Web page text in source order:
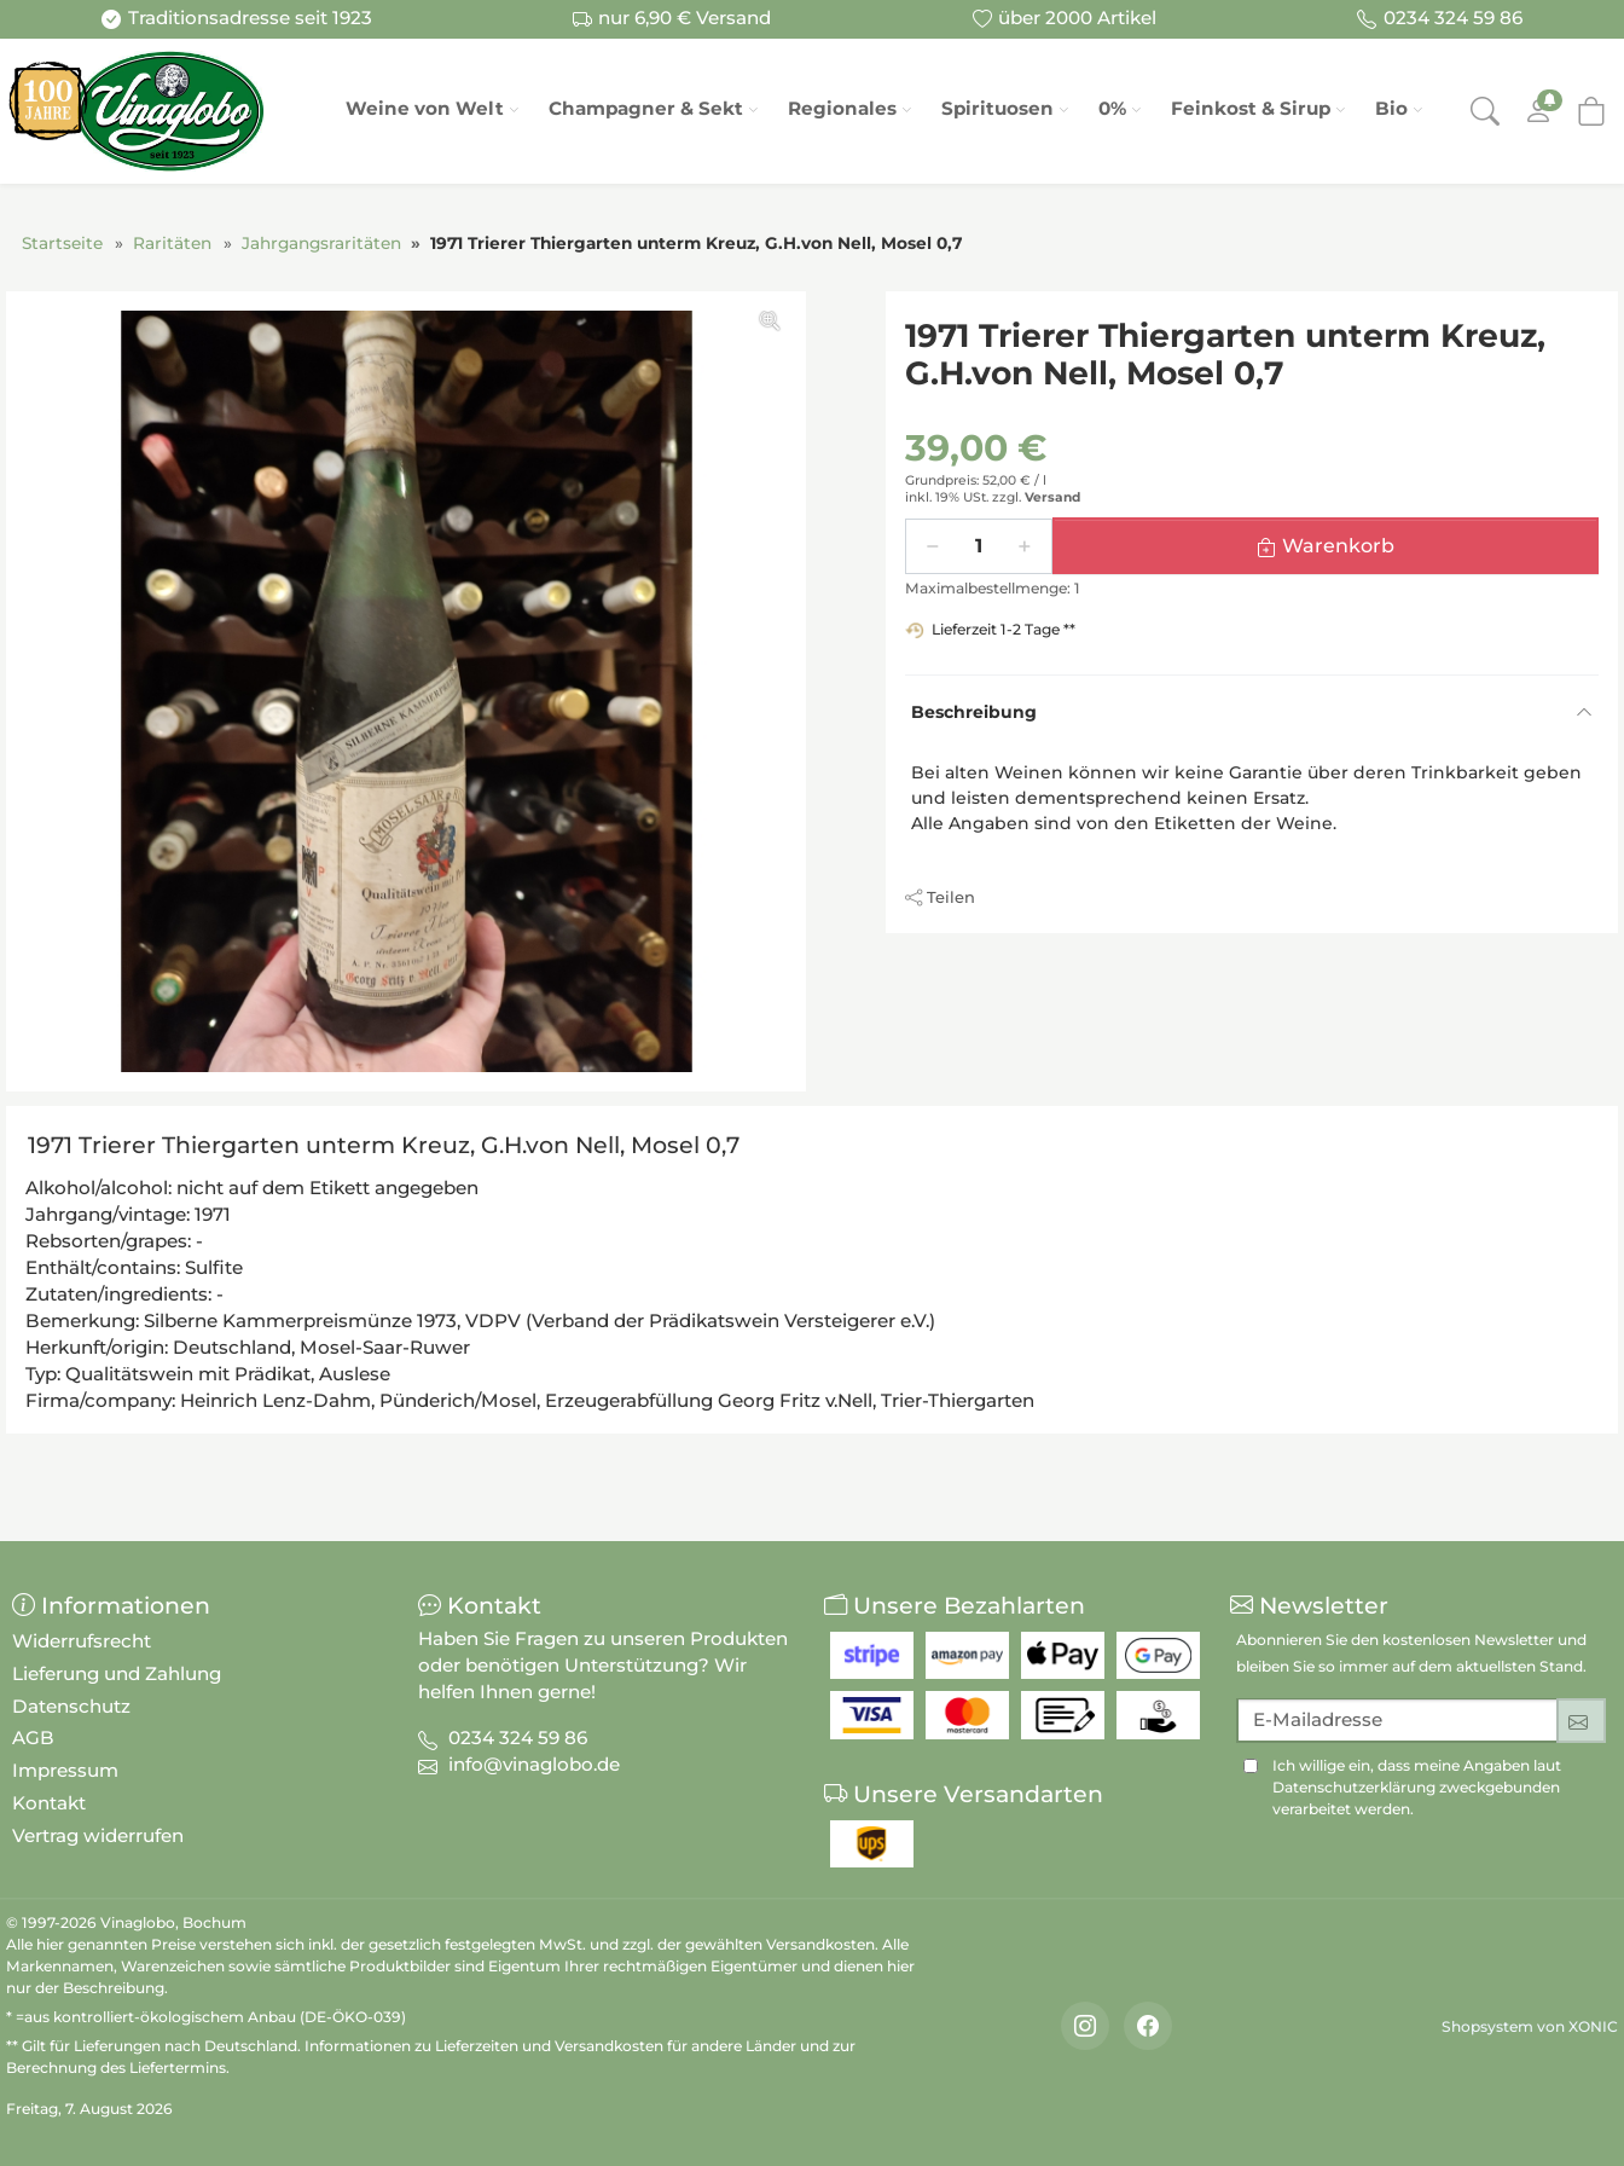
Traditionsadresse seit 1923 nur 6,90 € Versand über 2000 Artikel 0234 324 59 86
Weine von Welt Champagner & Sekt Regionales Spirituosen 0% Feinkost & Sirup Bio
Startseite Raritäten Jahrgangsraritäten 1971 Trierer Thiergarten unterm Kreuz, G.H.von Nell, Mosel 0,7
1971 Trierer Thiergarten unterm Kreuz,
G.H.von Nell, Mosel 0,7
39,00 €
Grundpreis: 52,00 € / l
inkl. 19% USt. zzgl. Versand
Warenkorb
Maximalbestellmenge: 1
Lieferzeit 1-2 Tage **
Beschreibung
Bei alten Weinen können wir keine Garantie über deren Trinkbarkeit geben
und leisten dementsprechend keinen Ersatz.
Alle Angaben sind von den Etiketten der Weine.
Teilen
1971 Trierer Thiergarten unterm Kreuz, G.H.von Nell, Mosel 0,7
Alkohol/alcohol: nicht auf dem Etikett angegeben
Jahrgang/vintage: 1971
Rebsorten/grapes: -
Enthält/contains: Sulfite
Zutaten/ingredients: -
Bemerkung: Silberne Kammerpreismünze 1973, VDPV (Verband der Prädikatswein Versteigerer e.V.)
Herkunft/origin: Deutschland, Mosel-Saar-Ruwer
Typ: Qualitätswein mit Prädikat, Auslese
Firma/company: Heinrich Lenz-Dahm, Pünderich/Mosel, Erzeugerabfüllung Georg Fritz v.Nell, Trier-Thiergarten
Informationen
Widerrufsrecht
Lieferung und Zahlung
Datenschutz
AGB
Impressum
Kontakt
Vertrag widerrufen
Kontakt
Haben Sie Fragen zu unseren Produkten
oder benötigen Unterstützung? Wir
helfen Ihnen gerne!
0234 324 59 86
info@vinaglobo.de
Unsere Bezahlarten
Unsere Versandarten
Newsletter
Abonnieren Sie den kostenlosen Newsletter und
bleiben Sie so immer auf dem aktuellsten Stand.
E-Mailadresse
Ich willige ein, dass meine Angaben laut
Datenschutzerklärung zweckgebunden
verarbeitet werden.
© 1997-2026 Vinaglobo, Bochum
Alle hier genannten Preise verstehen sich inkl. der gesetzlich festgelegten MwSt. und zzgl. der gewählten Versandkosten. Alle
Markennamen, Warenzeichen sowie sämtliche Produktbilder sind Eigentum Ihrer rechtmäßigen Eigentümer und dienen hier
nur der Beschreibung.
* =aus kontrolliert-ökologischem Anbau (DE-ÖKO-039)
** Gilt für Lieferungen nach Deutschland. Informationen zu Lieferzeiten und Versandkosten für andere Länder und zur
Berechnung des Liefertermins.
Freitag, 7. August 2026
InstagramFacebook Shopsystem von XONIC